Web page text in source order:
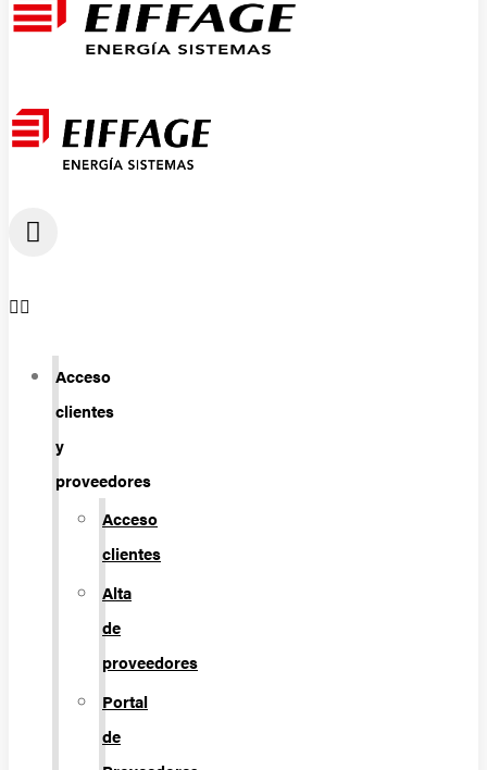
Acceso
clientes
y
proveedores
Acceso
clientes
Alta
de
proveedores
Portal
de